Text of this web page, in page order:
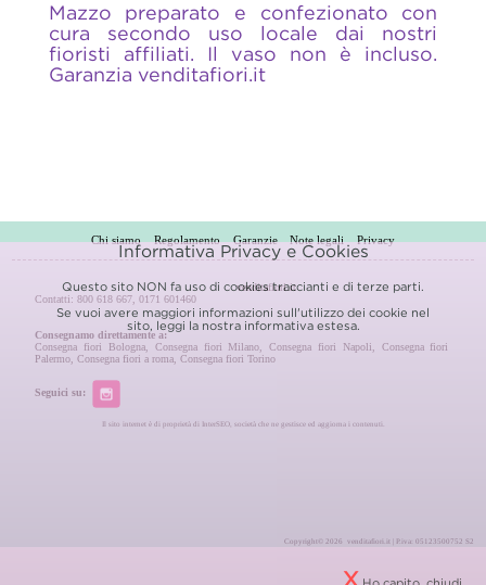
Mazzo preparato e confezionato con
cura secondo uso locale dai nostri
fioristi affiliati. Il vaso non è incluso.
Garanzia venditafiori.it
Chi siamo Regolamento Garanzie Note legali Privacy
venditafiori.it
Contatti: 800 618 667, 0171 601460
Consegnamo direttamente a:
Consegna fiori Bologna
Consegna fiori Milano ,Consegna fiori Napoli
Consegna fiori
Palermo ,Consegna fiori a roma ,Consegna fiori Torino
Seguici su:
Il sito internet è di proprietà di InterSEO, società che ne gestisce ed aggiorna i contenuti.
Copyright© 2026 venditafiori.it | P.iva: 05123500752 S2
Informativa Privacy e Cookies
Questo sito NON fa uso di cookies traccianti e di terze parti.
Se vuoi avere maggiori informazioni sull'utilizzo dei cookie nel
sito, leggi la nostra informativa estesa.
X